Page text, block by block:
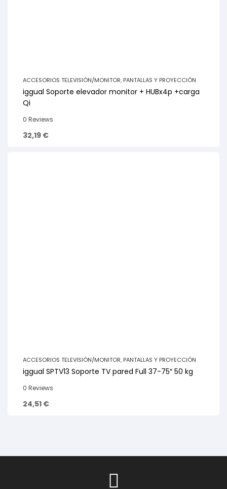
ACCESORIOS TELEVISIÓN/MONITOR, PANTALLAS Y PROYECCIÓN
iggual Soporte elevador monitor + HUBx4p +carga
Qi
0 Reviews
32,19 €
ACCESORIOS TELEVISIÓN/MONITOR, PANTALLAS Y PROYECCIÓN
iggual SPTV13 Soporte TV pared Full 37-75″ 50 kg
0 Reviews
24,51 €